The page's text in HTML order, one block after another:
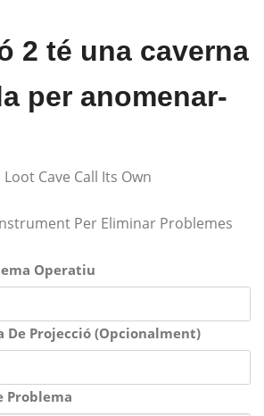
2 té una caverna
per anomenar-
Cave Call Its Own
Per Eliminar Problemes
Operatiu
De Projecció (Opcionalment)
Problema